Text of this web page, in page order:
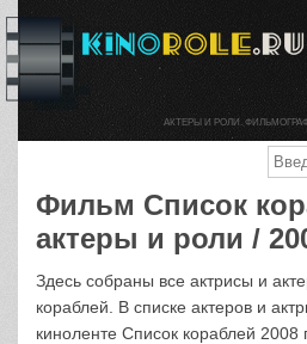
Фильм Список
актеры и роли /
Здесь собраны все актрисы и
кораблей. В списке актеров и
киноленте Список кораблей 2008
АКТЕРЫ И РОЛИ.